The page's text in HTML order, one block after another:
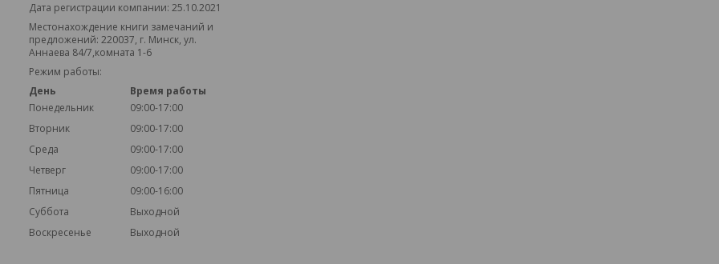
Дата регистрации компании: 25.10.2021
Местонахождение книги замечаний и
предложений: 220037, г. Минск, ул.
Аннаева 84/7,комната 1-6
Режим работы:
День
Время работы
Понедельник
09:00-17:00
Вторник
09:00-17:00
Среда
09:00-17:00
Четверг
09:00-17:00
Пятница
09:00-16:00
Суббота
Выходной
Воскресенье
Выходной